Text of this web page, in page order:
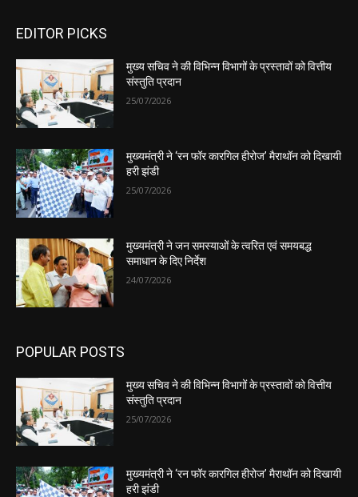
EDITOR PICKS
मुख्य सचिव ने की विभिन्न विभागों के प्रस्तावों को वित्तीय
संस्तुति प्रदान
25/07/2026
मुख्यमंत्री ने ‘रन फॉर कारगिल हीरोज’ मैराथॉन को दिखायी
हरी झंडी
25/07/2026
मुख्यमंत्री ने जन समस्याओं के त्वरित एवं समयबद्ध
समाधान के दिए निर्देश
24/07/2026
POPULAR POSTS
मुख्य सचिव ने की विभिन्न विभागों के प्रस्तावों को वित्तीय
संस्तुति प्रदान
25/07/2026
मुख्यमंत्री ने ‘रन फॉर कारगिल हीरोज’ मैराथॉन को दिखायी
हरी झंडी